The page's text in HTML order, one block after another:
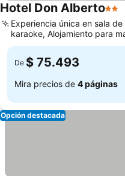
Hotel Don Alberto2
Experiencia única en sala de
karaoke, Alojamiento para
De $ 75.493
Mira precios de 4 páginas
Opción destacada